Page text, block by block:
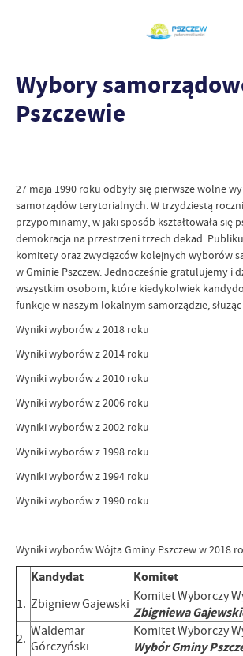
Wybory
Pszczewie
27 maja 1990 roku odbyły się pierwsze wolne
samorządów terytorialnych. W trzydziestą
przypominamy, w jaki sposób kształtowała się
demokracja na przestrzeni trzech dekad.
komitety oraz zwycięzców kolejnych wyborów
w Gminie Pszczew. Jednocześnie gratulujemy i
wszystkim osobom, które kiedykolwiek
funkcje w naszym lokalnym samorządzie,
Wyniki wyborów z 2018 roku
Wyniki wyborów z 2014 roku
Wyniki wyborów z 2010 roku
Wyniki wyborów z 2006 roku
Wyniki wyborów z 2002 roku
Wyniki wyborów z 1998 roku.
Wyniki wyborów z 1994 roku
Wyniki wyborów z 1990 roku
Wyniki wyborów Wójta Gminy Pszczew w 2018
Kandydat Komitet
1. Zbigniew Gajewski Komitet Wyborczy
Zbigniewa
2. Waldemar
Górczyński
Komitet Wyborczy
Wybór Gminy